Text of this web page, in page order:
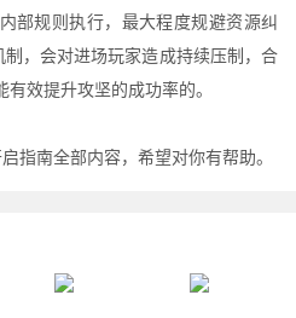
部规则执行，最大程度规避资源纠
，会对进场玩家造成持续压制，合
效提升攻坚的成功率的。
指南全部内容，希望对你有帮助。